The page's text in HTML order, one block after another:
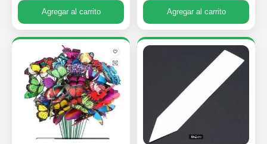
Agregar al carrito Agregar al carrito